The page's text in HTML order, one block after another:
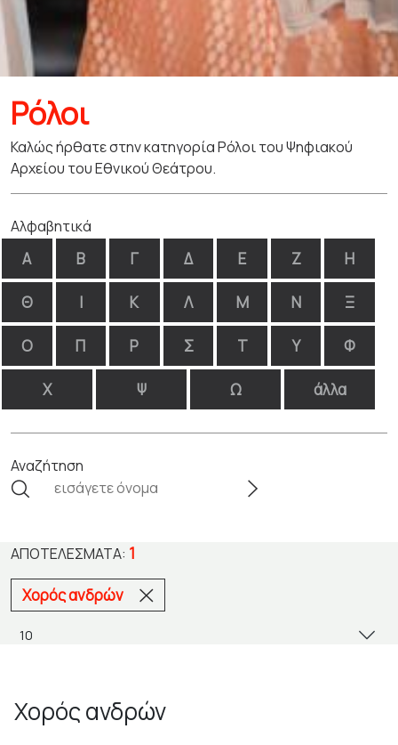
Ρόλοι
Καλώς ήρθατε στην κατηγορία Ρόλοι του Ψηφιακού
Αρχείου του Εθνικού Θεάτρου.
Αλφαβητικά
Α Β Γ Δ Ε Ζ Η
Θ Ι Κ Λ Μ Ν Ξ
Ο Π Ρ Σ Τ Υ Φ
Χ Ψ Ω άλλα
Αναζήτηση
ΑΠΟΤΕΛΈΣΜΑΤΑ: 1
Χορός ανδρών
Χορός ανδρών